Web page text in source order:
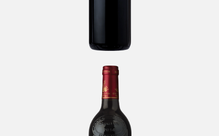
Château Giscours
Margaux